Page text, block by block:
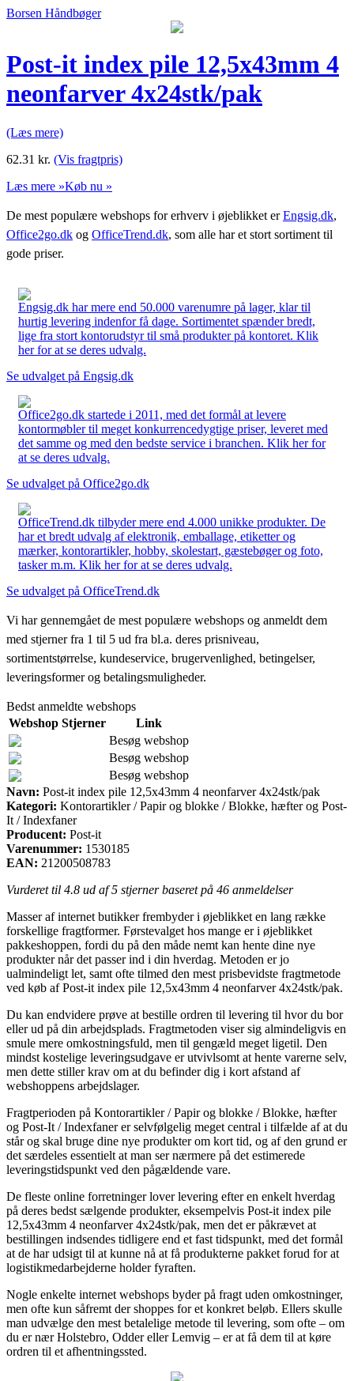
Borsen Håndbøger
Post-it index pile 12,5x43mm 4
neonfarver 4x24stk/pak
(Læs mere)
62.31 kr. (Vis fragtpris)
Læs mere »Køb nu »
De mest populære webshops for erhverv i øjeblikket erEngsig.dk,
Office2go.dk og OfficeTrend.dk, som alle har et stort sortiment til
gode priser.
Engsig.dk har mere end 50.000 varenumre på lager, klar til
hurtig levering indenfor få dage. Sortimentet spænder bredt,
lige fra stort kontorudstyr til små produkter på kontoret. Klik
her for at se deres udvalg.
Se udvalget på Engsig.dk
Office2go.dk startede i 2011, med det formål at levere
kontormøbler til meget konkurrencedygtige priser, leveret med
det samme og med den bedste service i branchen. Klik her for
at se deres udvalg.
Se udvalget på Office2go.dk
OfficeTrend.dk tilbyder mere end 4.000 unikke produkter. De
har et bredt udvalg af elektronik, emballage, etiketter og
mærker, kontorartikler, hobby, skolestart, gæstebøger og foto,
tasker m.m. Klik her for at se deres udvalg.
Se udvalget på OfficeTrend.dk
Vi har gennemgået de mest populære webshops og anmeldt dem
med stjerner fra 1 til 5 ud fra bl.a. deres prisniveau,
sortimentstørrelse, kundeservice, brugervenlighed, betingelser,
leveringsformer og betalingsmuligheder.
Bedst anmeldte webshops
Webshop Stjerner
Link
Besøg webshop
Besøg webshop
Besøg webshop
Navn: Post-it index pile 12,5x43mm 4 neonfarver 4x24stk/pak
Kategori: Kontorartikler / Papir og blokke / Blokke, hæfter og Post-
It / Indexfaner
Producent: Post-it
Varenummer: 1530185
EAN: 21200508783
Vurderet til 4.8 ud af 5 stjerner baseret på 46 anmeldelser
Masser af internet butikker frembyder i øjeblikket en lang række
forskellige fragtformer. Førstevalget hos mange er i øjeblikket
pakkeshoppen, fordi du på den måde nemt kan hente dine nye
produkter når det passer ind i din hverdag. Metoden er jo
ualmindeligt let, samt ofte tilmed den mest prisbevidste fragtmetode
ved køb af Post-it index pile 12,5x43mm 4 neonfarver 4x24stk/pak.
Du kan endvidere prøve at bestille ordren til levering til hvor du bor
eller ud på din arbejdsplads. Fragtmetoden viser sig almindeligvis en
smule mere omkostningsfuld, men til gengæld meget ligetil. Den
mindst kostelige leveringsudgave er utvivlsomt at hente varerne selv,
men dette stiller krav om at du befinder dig i kort afstand af
webshoppens arbejdslager.
Fragtperioden på Kontorartikler / Papir og blokke / Blokke, hæfter
og Post-It / Indexfaner er selvfølgelig meget central i tilfælde af at du
står og skal bruge dine nye produkter om kort tid, og af den grund er
det særdeles essentielt at man ser nærmere på det estimerede
leveringstidspunkt ved den pågældende vare.
De fleste online forretninger lover levering efter en enkelt hverdag
på deres bedst sælgende produkter, eksempelvis Post-it index pile
12,5x43mm 4 neonfarver 4x24stk/pak, men det er påkrævet at
bestillingen indsendes tidligere end et fast tidspunkt, med det formål
at de har udsigt til at kunne nå at få produkterne pakket forud for at
logistikmedarbejderne holder fyraften.
Nogle enkelte internet webshops byder på fragt uden omkostninger,
men ofte kun såfremt der shoppes for et konkret beløb. Ellers skulle
man udvælge den mest betalelige metode til levering, som ofte – om
du er nær Holstebro, Odder eller Lemvig – er at få dem til at køre
ordren til et afhentningssted.